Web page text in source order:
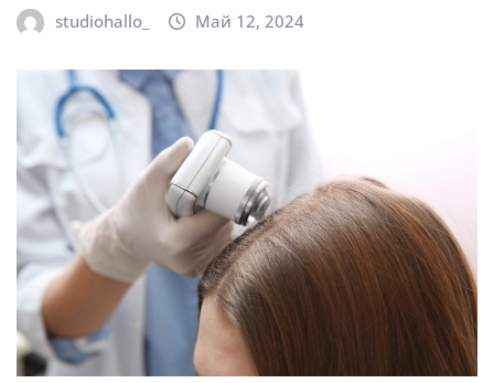
studiohallo_ Май 12, 2024